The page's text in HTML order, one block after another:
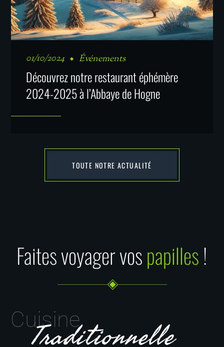
01/10/2024 Événements
Découvrez notre restaurant éphémère
2024-2025 à l’Abbaye de Hogne
TOUTE NOTRE ACTUALITÉ
Faites voyager vospapilles!
Cuisine
Traditionnelle